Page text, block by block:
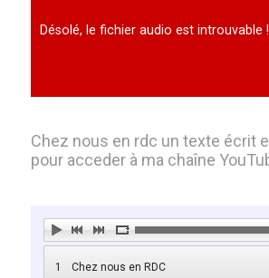
Désolé, le fichier audio est
Chez nous en rdc un texte écrit
pour acceder à ma chaîne
1 Chez nous en RDC